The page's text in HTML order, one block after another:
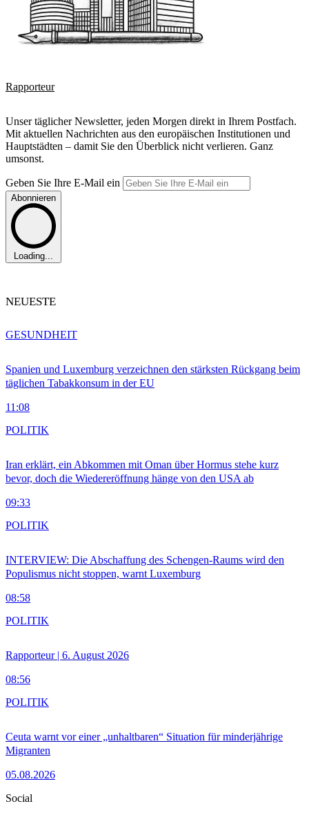
Rapporteur
Unser täglicher Newsletter, jeden Morgen direkt in Ihrem Postfach.
Mit aktuellen Nachrichten aus den europäischen Institutionen und
Hauptstädten – damit Sie den Überblick nicht verlieren. Ganz
umsonst.
Geben Sie Ihre E-Mail ein
Abonnieren
Loading...
NEUESTE
Spanien und Luxemburg verzeichnen den stärksten Rückgang beim
täglichen Tabakkonsum in der EU
11:08
GESUNDHEIT
Iran erklärt, ein Abkommen mit Oman über Hormus stehe kurz
bevor, doch die Wiedereröffnung hänge von den USA ab
09:33
POLITIK
INTERVIEW: Die Abschaffung des Schengen-Raums wird den
Populismus nicht stoppen, warnt Luxemburg
08:58
POLITIK
Rapporteur | 6. August 2026
08:56
POLITIK
Ceuta warnt vor einer „unhaltbaren“ Situation für minderjährige
Migranten
05.08.2026
POLITIK
Social